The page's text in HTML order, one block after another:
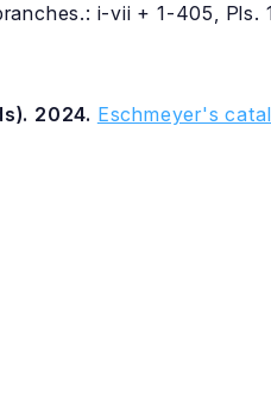
i-vii + 1-405, Pls.
2024. Eschmeyer's